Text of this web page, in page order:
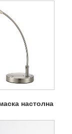
настолна